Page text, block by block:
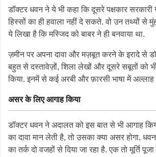
डॉक्टर धवन ने ये भी कहा कि दूसरे पक्षकार
हिस्सों का ही हवाला नहीं दे सकते. वो उन तथ्यों से
ये लिखा है कि मस्जिद को बाबर ने ही बनवाया था.
ज़मीन पर अपना दावा और मज़बूत करने के इरादे से
बहुत से दस्तावेज़ों, शिला लेखों और दूसरे सबूतों को
किया. इनमें से कई अरबी और फ़ारसी भाषा में
असर के लिए आगाह किया
डॉक्टर धवन ने अदालत को इस बात से भी आगाह
का दावा मान लेती है, तो उसका क्या असर होगा.
का तर्क दो वजहों से दिया जा रहा है. एक तो मूर्ति